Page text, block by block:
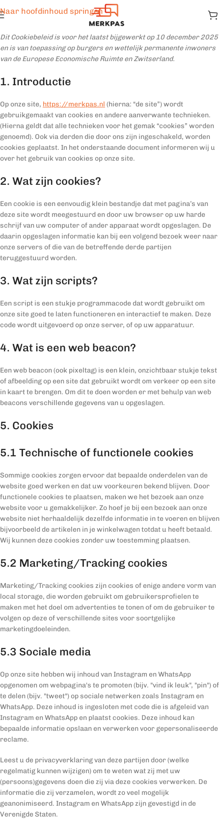
Naar hoofdinhoud springen
Dit Cookiebeleid is voor het laatst bijgewerkt op 10 december 2025
en is van toepassing op burgers en wettelijk permanente inwoners
van de Europese Economische Ruimte en Zwitserland.
1. Introductie
Op onze site, https://merkpas.nl (hierna: “de site”) wordt
gebruikgemaakt van cookies en andere aanverwante technieken.
(Hierna geldt dat alle technieken voor het gemak “cookies” worden
genoemd). Ook via derden die door ons zijn ingeschakeld, worden
cookies geplaatst. In het onderstaande document informeren wij u
over het gebruik van cookies op onze site.
2. Wat zijn cookies?
Een cookie is een eenvoudig klein bestandje dat met pagina’s van
deze site wordt meegestuurd en door uw browser op uw harde
schrijf van uw computer of ander apparaat wordt opgeslagen. De
daarin opgeslagen informatie kan bij een volgend bezoek weer naar
onze servers of die van de betreffende derde partijen
teruggestuurd worden.
3. Wat zijn scripts?
Een script is een stukje programmacode dat wordt gebruikt om
onze site goed te laten functioneren en interactief te maken. Deze
code wordt uitgevoerd op onze server, of op uw apparatuur.
4. Wat is een web beacon?
Een web beacon (ook pixeltag) is een klein, onzichtbaar stukje tekst
of afbeelding op een site dat gebruikt wordt om verkeer op een site
in kaart te brengen. Om dit te doen worden er met behulp van web
beacons verschillende gegevens van u opgeslagen.
5. Cookies
5.1 Technische of functionele cookies
Sommige cookies zorgen ervoor dat bepaalde onderdelen van de
website goed werken en dat uw voorkeuren bekend blijven. Door
functionele cookies te plaatsen, maken we het bezoek aan onze
website voor u gemakkelijker. Zo hoef je bij een bezoek aan onze
website niet herhaaldelijk dezelfde informatie in te voeren en blijven
bijvoorbeeld de artikelen in je winkelwagen totdat u heeft betaald.
Wij kunnen deze cookies zonder uw toestemming plaatsen.
5.2 Marketing/Tracking cookies
Marketing/Tracking cookies zijn cookies of enige andere vorm van
local storage, die worden gebruikt om gebruikersprofielen te
maken met het doel om advertenties te tonen of om de gebruiker te
volgen op deze of verschillende sites voor soortgelijke
marketingdoeleinden.
5.3 Sociale media
Op onze site hebben wij inhoud van Instagram en WhatsApp
opgenomen om webpagina's te promoten (bijv. "vind ik leuk", "pin") of
te delen (bijv. "tweet") op sociale netwerken zoals Instagram en
WhatsApp. Deze inhoud is ingesloten met code die is afgeleid van
Instagram en WhatsApp en plaatst cookies. Deze inhoud kan
bepaalde informatie opslaan en verwerken voor gepersonaliseerde
reclame.
Leest u de privacyverklaring van deze partijen door (welke
regelmatig kunnen wijzigen) om te weten wat zij met uw
(persoons)gegevens doen die zij via deze cookies verwerken. De
informatie die zij verzamelen, wordt zo veel mogelijk
geanonimiseerd. Instagram en WhatsApp zijn gevestigd in de
Verenigde Staten.